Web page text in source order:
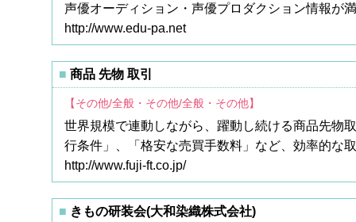
声優オーディション・声優プロダクション情報が
http://www.edu-pa.net
商品 先物 取引
【その他/全般・その他/全般・その他】
世界規模で連動しながら、躍動し続ける商品先物
行条件」、「格安な売買手数料」など、効率的
http://www.fuji-ft.co.jp/
きもの研装会(大和染織株式会社)